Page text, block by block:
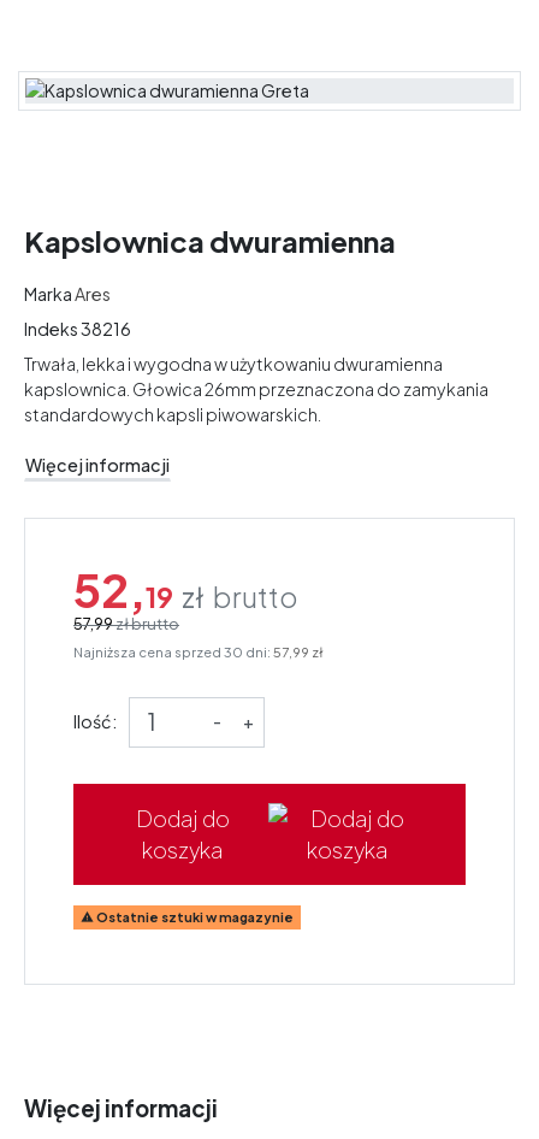
Kapslownica dwuramienna
MarkaAres
Indeks38216
Trwała, lekka i wygodna w użytkowaniu dwuramienna
kapslownica. Głowica 26mm przeznaczona do zamykania
standardowych kapsli piwowarskich.
Więcej informacji
52,19 zł brutto
57,99złbrutto
Najniższa cena sprzed 30 dni: 57,99 zł
Ilość: - +
Dodaj do
koszyka
 Ostatnie sztuki w magazynie
Więcej informacji